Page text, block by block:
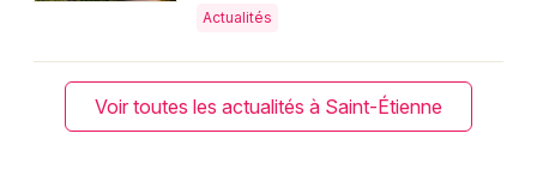
Actualités
Voir toutes les actualités à Saint-Étienne